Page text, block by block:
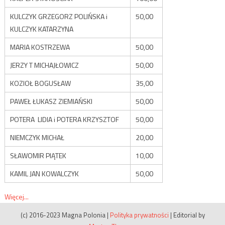
KULCZYK GRZEGORZ POLIŃSKA i
KULCZYK KATARZYNA
50,00
MARIA KOSTRZEWA
50,00
JERZY T MICHAJŁOWICZ
50,00
KOZIOŁ BOGUSŁAW
35,00
PAWEŁ ŁUKASZ ZIEMIAŃSKI
50,00
POTERA LIDIA i POTERA KRZYSZTOF
50,00
NIEMCZYK MICHAŁ
20,00
SŁAWOMIR PIĄTEK
10,00
KAMIL JAN KOWALCZYK
50,00
Więcej...
(c) 2016-2023 Magna Polonia | Polityka prywatności | Editorial by